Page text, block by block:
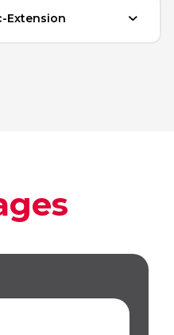
Extension